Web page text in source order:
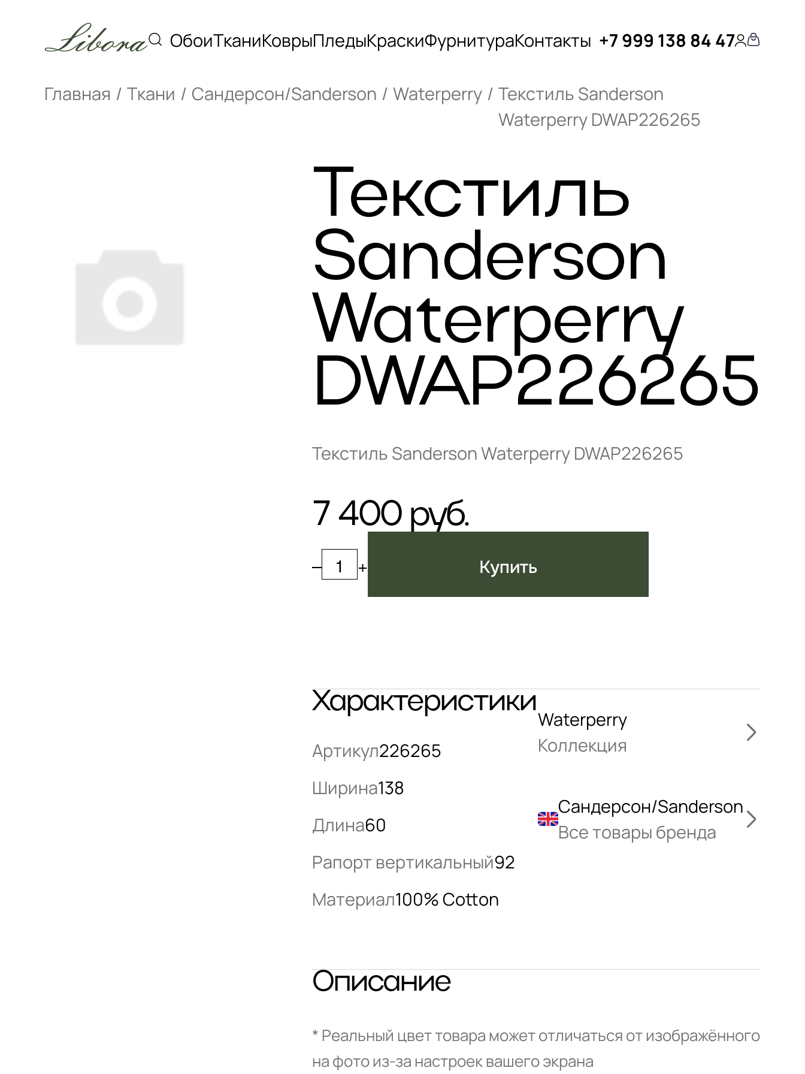
ОбоиТканиКоврыПледыКраскиФурнитураКонтакты +7 999 138 84 47
Главная Ткани Сандерсон/Sanderson Waterperry
Текстиль Sanderson
Waterperry DWAP226265
Текстиль
Sanderson
Waterperry
DWAP226265
Текстиль Sanderson Waterperry DWAP226265
7 400 руб.
– + Купить
Характеристики
Артикул226265
Ширина138
Длина60
Рапорт вертикальный92
Материал100% Cotton
Waterperry
Коллекция
Сандерсон/Sanderson
Все товары бренда
Описание
* Реальный цвет товара может отличаться от изображённого
на фото из-за настроек вашего экрана